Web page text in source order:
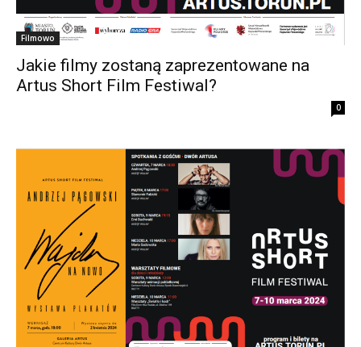
Filmowo
Jakie filmy zostaną zaprezentowane na
Artus Short Film Festiwal?
0